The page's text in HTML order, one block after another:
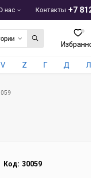
+7
нас Контакты
V Z Г Д Л
Код: 30059